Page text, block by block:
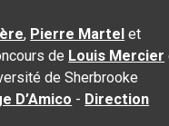
, Pierre Martel et
de Louis Mercier
de Sherbrooke
D’Amico - Direction